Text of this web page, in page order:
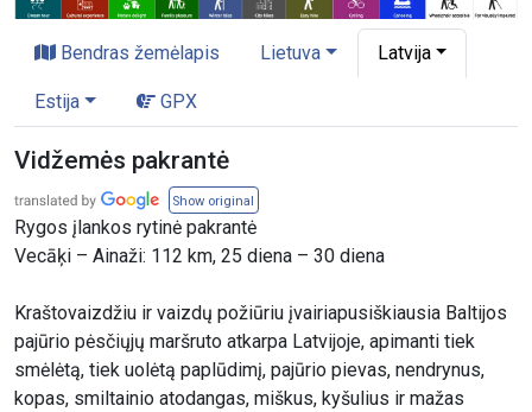
Bendras žemėlapis Lietuva Latvija
Estija GPX
Vidžemės pakrantė
Show original
Rygos įlankos rytinė pakrantė
Vecāķi – Ainaži: 112 km, 25 diena – 30 diena
Kraštovaizdžiu ir vaizdų požiūriu įvairiapusiškiausia Baltijos
pajūrio pėsčiųjų maršruto atkarpa Latvijoje, apimanti tiek
smėlėtą, tiek uolėtą paplūdimį, pajūrio pievas, nendrynus,
kopas, smiltainio atodangas, miškus, kyšulius ir mažas